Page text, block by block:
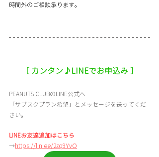
時間外のご相談承ります。
［ カンタン♪LINEでお申込み ］
PEANUTS CLUBのLINE公式へ
「サブスクプラン希望」とメッセージを送ってくだ
さい。
LINEお友達追加はこちら
→https://lin.ee/2zq9YvO